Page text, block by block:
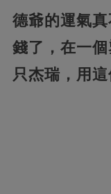
德爺的運氣
錢了，在一
只杰瑞，用